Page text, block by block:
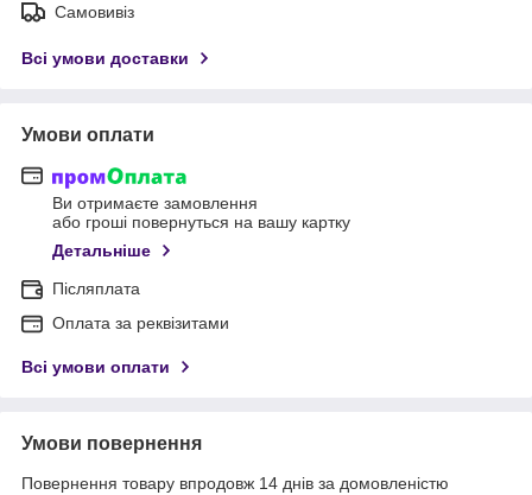
Самовивіз
Всі умови доставки
Умови оплати
Ви отримаєте замовлення
або гроші повернуться на вашу картку
Детальніше
Післяплата
Оплата за реквізитами
Всі умови оплати
Умови повернення
Повернення товару впродовж 14 днів за домовленістю